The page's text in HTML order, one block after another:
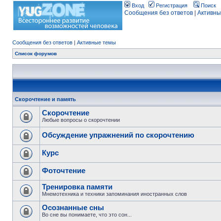
Вход Регистрация Поиск
Сообщения без ответов
Сообщения без ответов | Активные темы
Список форумов
Скорочтение и память
Скорочтение
Любые вопросы о скорочтении
Обсуждение упражнений по скорочтению
Курс
Фоточтение
Тренировка памяти
Мнемотехника и техники запоминания иностранных слов
Осознанные сны
Во сне вы понимаете, что это сон...